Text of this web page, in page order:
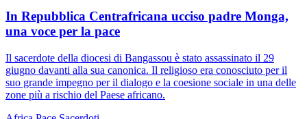
In Repubblica Centrafricana ucciso padre Monga,
una voce per la pace
Il sacerdote della diocesi di Bangassou è stato assassinato il 29
giugno davanti alla sua canonica. Il religioso era conosciuto per il
suo grande impegno per il dialogo e la coesione sociale in una delle
zone più a rischio del Paese africano.